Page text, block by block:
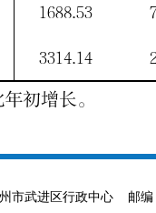
市武进区行政中心 邮编